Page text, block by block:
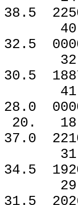
38.5
40
32.5
32
30.5
41
28.0
20.
37.0
31
34.5
29
31.5